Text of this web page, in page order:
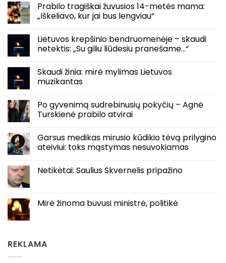
Prabilo tragiškai žuvusios 14-metės mama:
„Iškeliavo, kur jai bus lengviau“
Lietuvos krepšinio bendruomenėje – skaudi
netektis: „Su giliu liūdesiu pranešame…“
Skaudi žinia: mirė mylimas Lietuvos
muzikantas
Po gyvenimą sudrebinusių pokyčių – Agnė
Turskienė prabilo atvirai
Garsus medikas mirusio kūdikio tėvą prilygino
ateiviui: toks mąstymas nesuvokiamas
Netikėtai: Saulius Skvernelis pripažino
Mirė žinoma buvusi ministrė, politikė
REKLAMA